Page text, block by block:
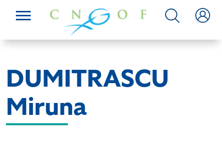
DUMITRASCU
Miruna